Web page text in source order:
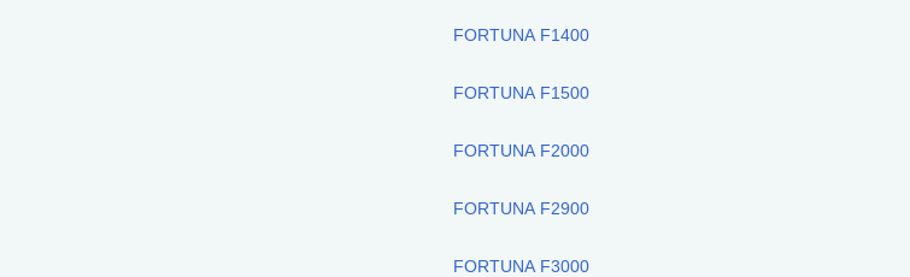
FORTUNA F1400
FORTUNA F1500
FORTUNA F2000
FORTUNA F2900
FORTUNA F3000